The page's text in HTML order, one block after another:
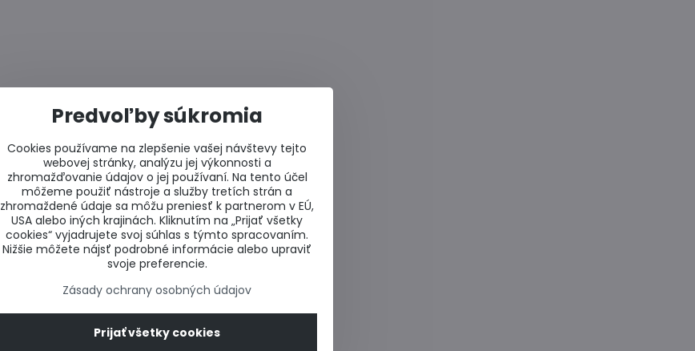
Predvoľby súkromia
Cookies používame na zlepšenie vašej návštevy tejto
webovej stránky, analýzu jej výkonnosti a
zhromažďovanie údajov o jej používaní. Na tento účel
môžeme použiť nástroje a služby tretích strán a
zhromaždené údaje sa môžu preniesť k partnerom v EÚ,
USA alebo iných krajinách. Kliknutím na „Prijať všetky
cookies“ vyjadrujete svoj súhlas s týmto spracovaním.
Nižšie môžete nájsť podrobné informácie alebo upraviť
svoje preferencie.
Zásady ochrany osobných údajov
Prijať všetky cookies